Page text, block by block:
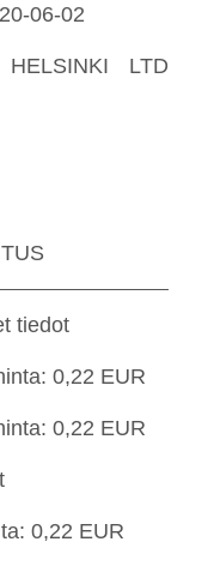
06-02
HELSINKI LTD
tiedot
0,22 EUR
0,22 EUR
0,22 EUR